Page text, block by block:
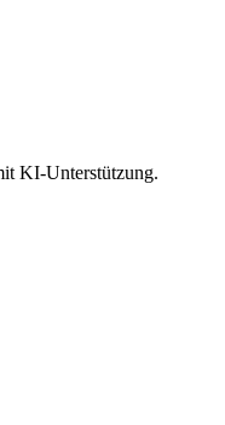
KI-Unterstützung.